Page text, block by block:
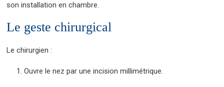
son installation en chambre.
Le geste chirurgical
Le chirurgien :
Ouvre le nez par une incision millimétrique.